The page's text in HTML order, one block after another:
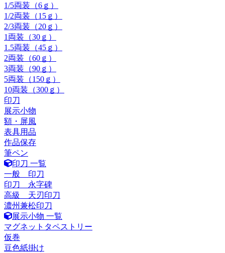
1/5両装（6ｇ）
1/2両装（15ｇ）
2/3両装（20ｇ）
1両装（30ｇ）
1.5両装（45ｇ）
2両装（60ｇ）
3両装（90ｇ）
5両装（150ｇ）
10両装（300ｇ）
印刀
展示小物
額・屏風
表具用品
作品保存
筆ペン
印刀 一覧
一般 印刀
印刀 永字碑
高級 天刃印刀
濃州兼松印刀
展示小物 一覧
マグネットタペストリー
仮巻
豆色紙掛け